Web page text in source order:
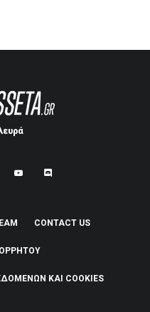
CONTACT US
ΚΑΙ COOKIES